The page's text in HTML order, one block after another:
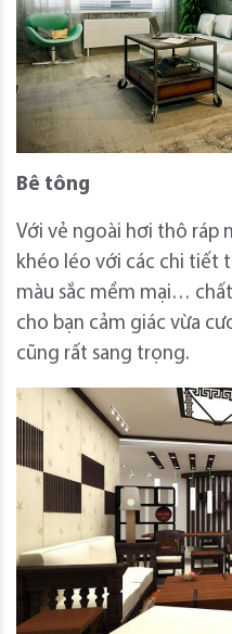
Bê tông
Với vẻ ngoài hơi thô ráp
khéo léo với các chi tiết
màu sắc mềm mại…
cho bạn cảm giác vừa
cũng rất sang trọng.